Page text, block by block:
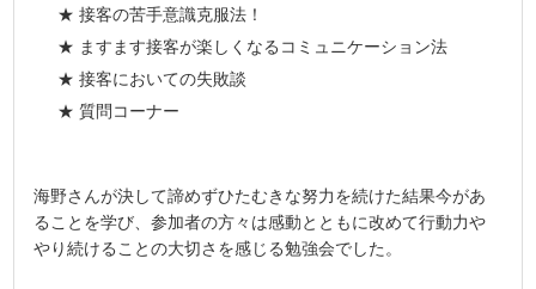
★ 接客の苦手意識克服法！
★ ますます接客が楽しくなるコミュニケーション法
★ 接客においての失敗談
★ 質問コーナー
海野さんが決して諦めずひたむきな努力を続けた結果今があ
ることを学び、参加者の方々は感動とともに改めて行動力や
やり続けることの大切さを感じる勉強会でした。